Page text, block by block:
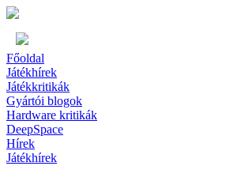
Főoldal
Játékhírek
Játékkritikák
Gyártói blogok
Hardware kritikák
DeepSpace
Hírek
Játékhírek